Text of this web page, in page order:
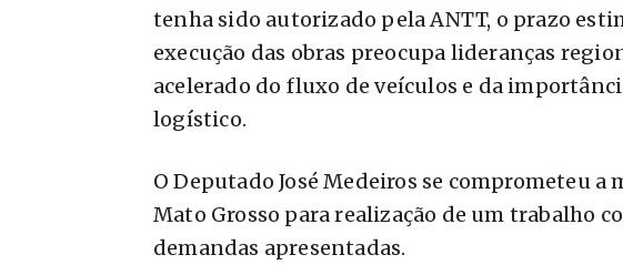
tenha sido autorizado pela ANTT, o prazo
execução das obras preocupa lideranças
acelerado do fluxo de veículos e da
logístico.
O Deputado José Medeiros se comprometeu a
Mato Grosso para realização de um trabalho
demandas apresentadas.